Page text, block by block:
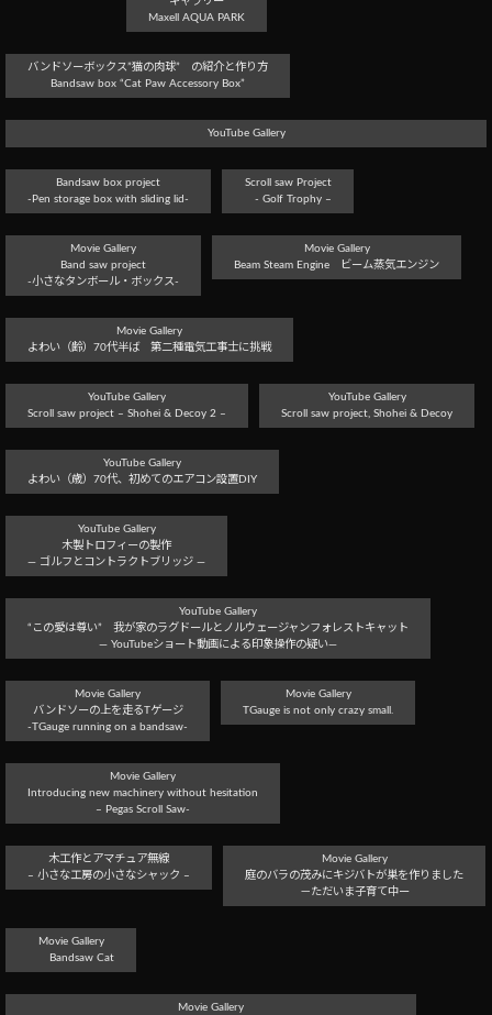
Maxell AQUA PARK
バンドソーボックス”猫の肉球” の紹介と作り方
Bandsaw box “Cat Paw Accessory Box”
YouTube Gallery
Bandsaw box project
-Pen storage box with sliding lid-
Scroll saw Project
- Golf Trophy –
Movie Gallery
Band saw project
-小さなタンボール・ボックス-
Movie Gallery
Beam Steam Engine ビーム蒸気エンジン
Movie Gallery
よわい（齢）70代半ば 第二種電気工事士に挑戦
YouTube Gallery
Scroll saw project – Shohei & Decoy 2 –
YouTube Gallery
Scroll saw project, Shohei & Decoy
YouTube Gallery
よわい（歳）70代、初めてのエアコン設置DIY
YouTube Gallery
木製トロフィーの製作
― ゴルフとコントラクトブリッジ ―
YouTube Gallery
“この愛は尊い” 我が家のラグドールとノルウェージャンフォレストキャット
― YouTubeショート動画による印象操作の疑い―
Movie Gallery
バンドソーの上を走るTゲージ
-TGauge running on a bandsaw-
Movie Gallery
TGauge is not only crazy small.
Movie Gallery
Introducing new machinery without hesitation
– Pegas Scroll Saw-
木工作とアマチュア無線
– 小さな工房の小さなシャック –
Movie Gallery
庭のバラの茂みにキジバトが巣を作りました
－ただいま子育て中ー
Movie Gallery
Bandsaw Cat
Movie Gallery